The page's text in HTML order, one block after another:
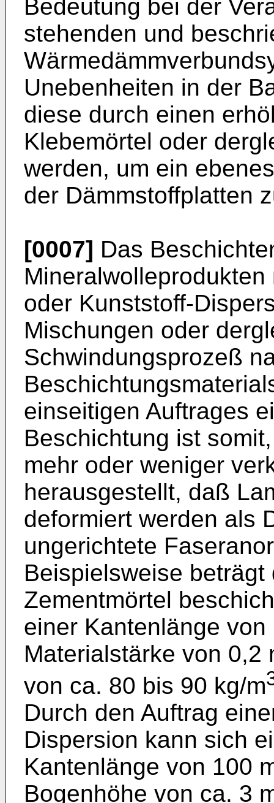
Bedeutung bei der
stehenden und
Unebenheiten in der
diese durch einen
Klebemörtel oder
werden, um ein
der Dämmstoffplatten
[0007] Das
oder Kunststoff-
Mischungen oder
Schwindungsprozeß
einseitigen Auftrages
Beschichtung ist
mehr oder weniger
herausgestellt, daß
deformiert werden als
ungerichtete
Beispielsweise
Zementmörtel
einer Kantenlänge
Materialstärke von 0,2
von ca. 80 bis 90 kg/m
Durch den Auftrag
Dispersion kann sich
Kantenlänge von 100
Bogenhöhe von ca. 3